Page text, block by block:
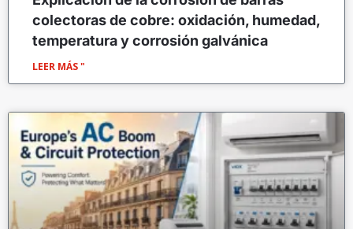
colectoras de cobre: oxidación, humedad,
temperatura y corrosión galvánica
LEER MÁS "